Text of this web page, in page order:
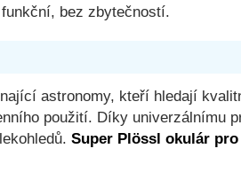
bez zbytečností.
astronomy, kteří hledají
použití. Díky univerzálnímu
Super Plössl okulár